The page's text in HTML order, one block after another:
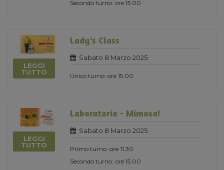
Secondo turno: ore 15.00
LEGGI
TUTTO
Lady's Class
Sabato 8 Marzo 2025
Unico turno: ore 15.00
LEGGI
TUTTO
Laboratorio - Mimosa!
Sabato 8 Marzo 2025
Primo turno: ore 11.30
Secondo turno: ore 15.00